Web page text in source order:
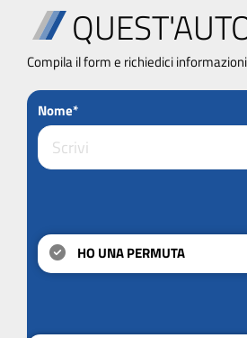
Compila il form e richiedici
Nome*
HO UNA PERMUTA